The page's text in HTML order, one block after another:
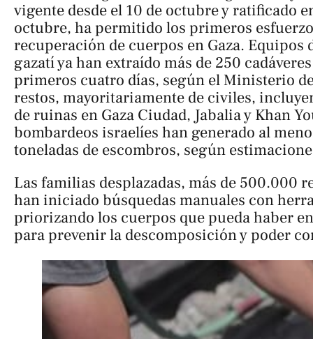
vigente desde el 10 de octubre y ratificado
octubre, ha permitido los primeros
recuperación de cuerpos en Gaza. Equipos
gazatí ya han extraído más de 250
primeros cuatro días, según el Ministerio
restos, mayoritariamente de civiles,
de ruinas en Gaza Ciudad, Jabalia y Khan
bombardeos israelíes han generado al
toneladas de escombros, según
Las familias desplazadas, más de 500.000
han iniciado búsquedas manuales con
priorizando los cuerpos que pueda haber
para prevenir la descomposición y poder